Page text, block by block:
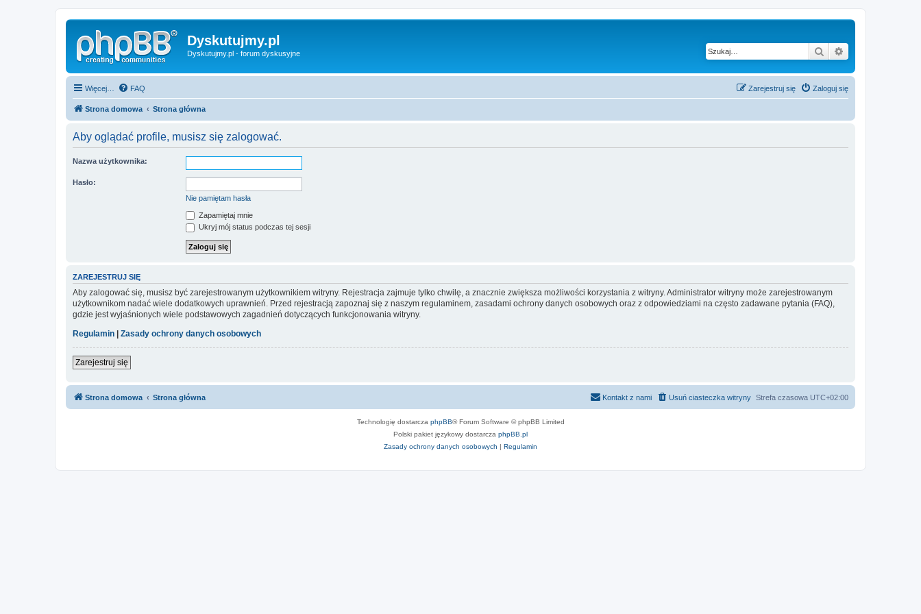
Dyskutujmy.pl
Dyskutujmy.pl - forum dyskusyjne Szukaj
Więcej… FAQ Zaloguj się
Zarejestruj się
Strona domowa Strona główna
Aby oglądać profile, musisz się zalogować.
Nazwa użytkownika:
Hasło:
Nie pamiętam hasła
Zapamiętaj mnie
Ukryj mój status podczas tej sesji
ZAREJESTRUJ SIĘ
Aby zalogować się, musisz być zarejestrowanym użytkownikiem witryny. Rejestracja zajmuje tylko chwilę, a znacznie zwiększa możliwości korzystania z witryny. Administrator witryny może zarejestrowanym
użytkownikom nadać wiele dodatkowych uprawnień. Przed rejestracją zapoznaj się z naszym regulaminem, zasadami ochrony danych osobowych oraz z odpowiedziami na często zadawane pytania (FAQ),
gdzie jest wyjaśnionych wiele podstawowych zagadnień dotyczących funkcjonowania witryny.
Regulamin
Zasady ochrony danych osobowych
Zarejestruj się
Strona domowa Strona główna Strefa czasowa UTC+02:00
Usuń ciasteczka witryny
Kontakt z nami
Technologię dostarcza phpBB® Forum Software © phpBB Limited
Polski pakiet językowy dostarcza phpBB.pl
Zasady ochrony danych osobowych | Regulamin